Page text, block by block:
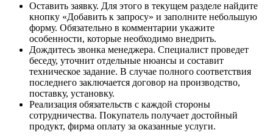
Оставить заявку. Для этого в текущем разделе найдите
кнопку «Добавить к запросу» и заполните небольшую
форму. Обязательно в комментарии укажите
особенности, которые необходимо внедрить.
Дождитесь звонка менеджера. Специалист проведет
беседу, уточнит отдельные нюансы и составит
техническое задание. В случае полного соответствия
последнего заключается договор на производство,
поставку, установку.
Реализация обязательств с каждой стороны
сотрудничества. Покупатель получает достойный
продукт, фирма оплату за оказанные услуги.